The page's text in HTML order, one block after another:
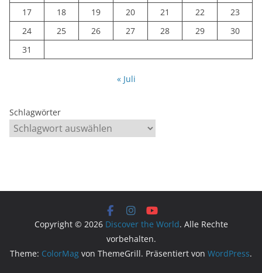
17
18 19 20 21 22
23
24
25 26 27 28 29
30
31
« Juli
Schlagwörter
Copyright © 2026 Discover the World. Alle Rechte
vorbehalten.
Theme: ColorMag von ThemeGrill. Präsentiert von WordPress.